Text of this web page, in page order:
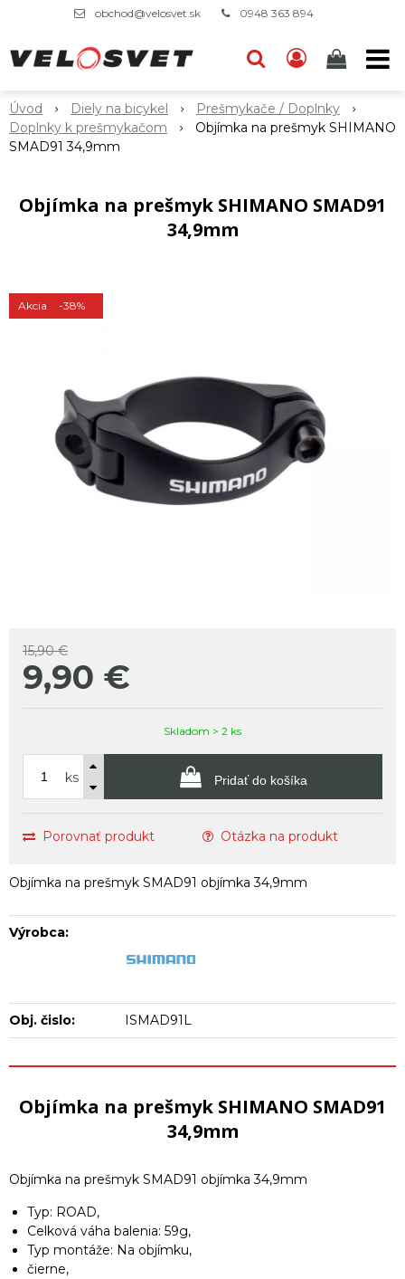
obchod@velosvet.sk 0948 363 894
Úvod Diely na bicykel
Prešmykače / Doplnky
Doplnky k prešmykačom
Objímka na prešmyk SHIMANO
SMAD91 34,9mm
Objímka na prešmyk SHIMANO SMAD91
34,9mm
Akcia -38%
15,90 €
9,90 €
Skladom > 2 ks
ks Pridať do košíka
Porovnať produkt Otázka na produkt
Objímka na prešmyk SMAD91 objímka 34,9mm
Výrobca:
Obj. čislo: ISMAD91L
Objímka na prešmyk SHIMANO SMAD91
34,9mm
Objímka na prešmyk SMAD91 objímka 34,9mm
Typ: ROAD,
Celková váha balenia: 59g,
Typ montáže: Na objímku,
čierne,